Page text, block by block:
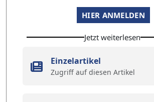
HIER ANMELDEN
Jetzt weiterlesen
Einzelartikel
Zugriff auf diesen Artikel